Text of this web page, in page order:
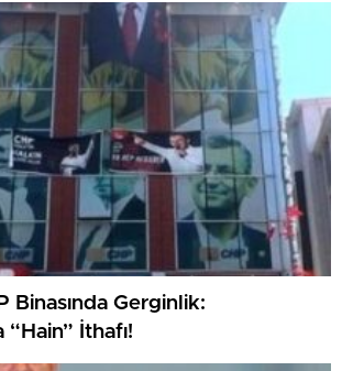
Binasında Gerginlik:
“Hain” İthafı!